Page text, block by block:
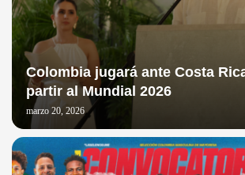
Colombia jugará ante Costa
partir al Mundial 2026
marzo 20, 2026